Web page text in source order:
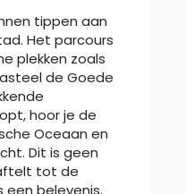
tippen aan
Het parcours
plekken zoals
de Goede
hoor je de
Oceaan en
Dit is geen
tot de
een belevenis.